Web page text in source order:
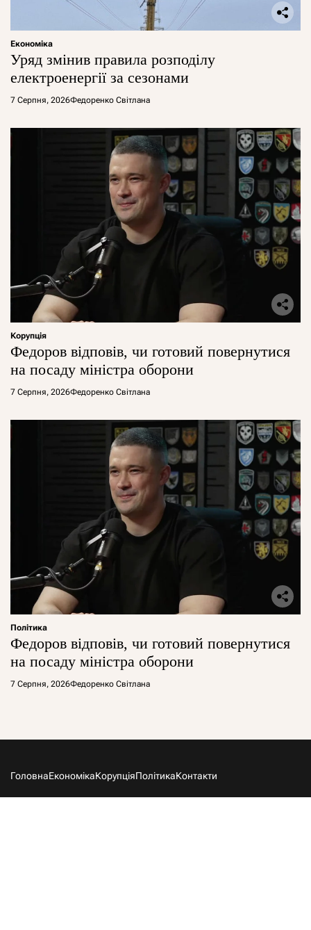
Економіка
Уряд змінив правила розподілу
електроенергії за сезонами
7 Серпня, 2026Федоренко Світлана
Корупція
Федоров відповів, чи готовий повернутися
на посаду міністра оборони
7 Серпня, 2026Федоренко Світлана
Політика
Федоров відповів, чи готовий повернутися
на посаду міністра оборони
7 Серпня, 2026Федоренко Світлана
ГоловнаЕкономікаКорупціяПолітикаКонтакти